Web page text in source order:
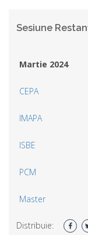
Sesiune
Martie 2024
CEPA
IMAPA
ISBE
PCM
Master
Distribuie: